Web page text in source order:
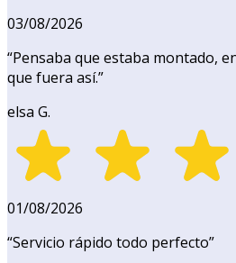
03/08/2026
“Pensaba que estaba montado,
que fuera así.”
elsa G.
01/08/2026
“Servicio rápido todo perfecto”